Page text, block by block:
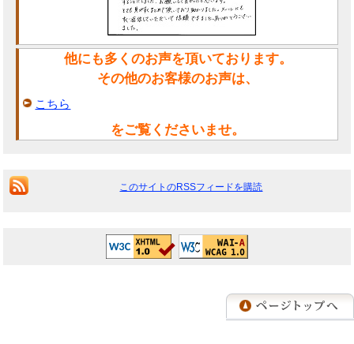
他にも多くのお声を頂いております。
その他のお客様のお声は、
こちら
をご覧くださいませ。
このサイトのRSSフィードを購読